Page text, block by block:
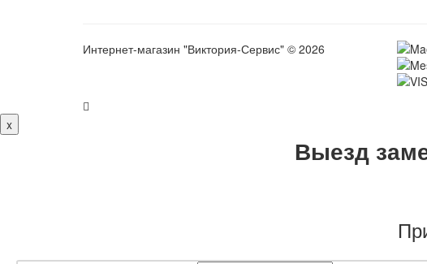
Интернет-магазин "Виктория-Сервис" © 2026
x
Выезд